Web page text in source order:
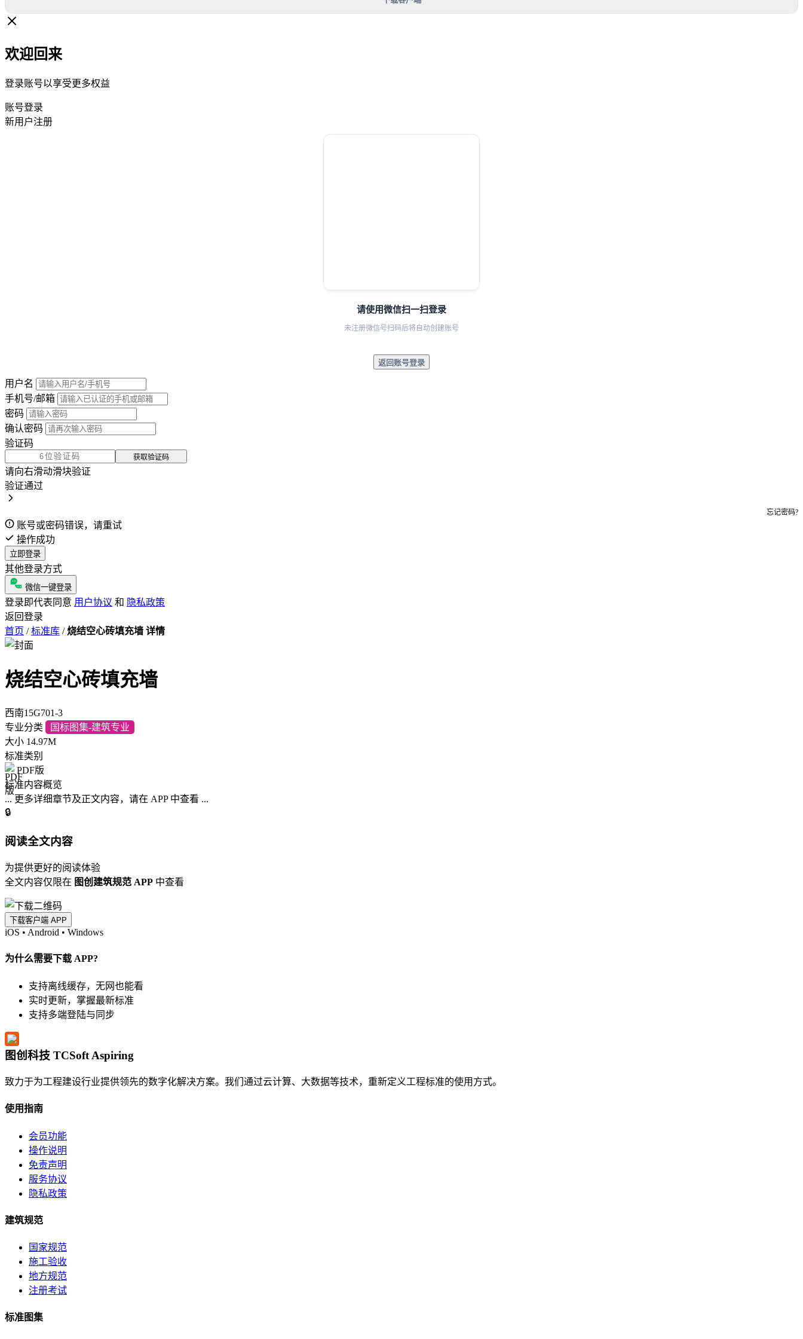
欢迎回来
登录账号以享受更多权益
账号登录
新用户注册
请使用微信扫一扫登录
未注册微信号扫码后将自动创建账号
返回账号登录
用户名
手机号/邮箱
密码
确认密码
验证码
获取验证码
请向右滑动滑块验证
验证通过
忘记密码?
账号或密码错误，请重试
操作成功
立即登录
其他登录方式
微信一键登录
登录即代表同意 用户协议 和 隐私政策
返回登录
首页 / 标准库 / 烧结空心砖填充墙 详情
烧结空心砖填充墙
西南15G701-3
专业分类
国标图集-建筑专业
大小 14.97M
标准类别
PDF版
标准内容概览
... 更多详细章节及正文内容，请在 APP 中查看 ...
🔒
阅读全文内容
为提供更好的阅读体验
全文内容仅限在 图创建筑规范 APP 中查看
下载客户端 APP
iOS • Android • Windows
为什么需要下载 APP?
支持离线缓存，无网也能看
实时更新，掌握最新标准
支持多端登陆与同步
图创科技 TCSoft Aspiring
致力于为工程建设行业提供领先的数字化解决方案。我们通过云计算、大数据等技术，重新定义工程标准的使用方式。
使用指南
会员功能
操作说明
免责声明
服务协议
隐私政策
建筑规范
国家规范
施工验收
地方规范
注册考试
标准图集